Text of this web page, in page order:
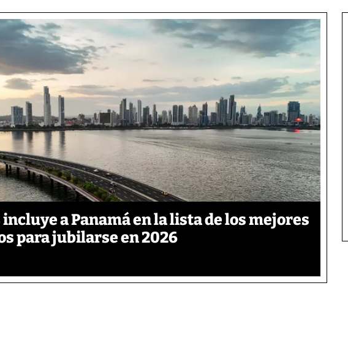
incluye a Panamá en la lista de los mejores
para jubilarse en 2026